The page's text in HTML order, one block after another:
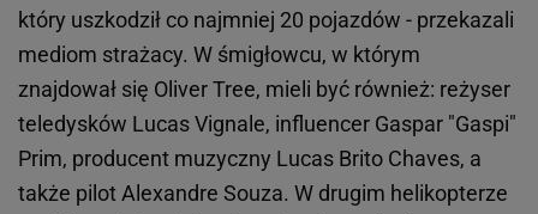
który uszkodził co najmniej 20 pojazdów - przekazali
mediom strażacy. W śmigłowcu, w którym
znajdował się Oliver Tree, mieli być również: reżyser
teledysków Lucas Vignale, influencer Gaspar "Gaspi"
Prim, producent muzyczny Lucas Brito Chaves, a
także pilot Alexandre Souza. W drugim helikopterze